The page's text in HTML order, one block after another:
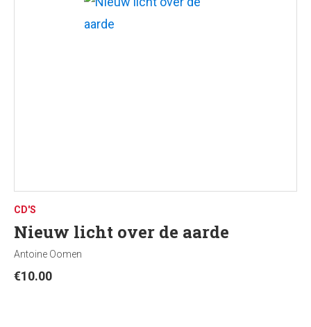
CD'S
Nieuw licht over de aarde
Antoine Oomen
€10.00